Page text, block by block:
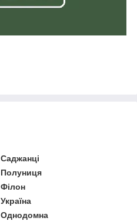
Саджанці
Полуниця
Філон
Україна
Однодомна